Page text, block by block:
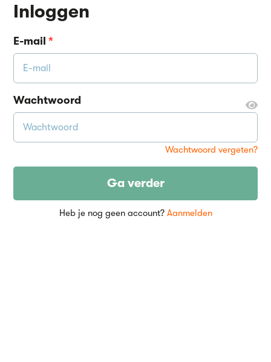
Inloggen
E-mail*
Wachtwoord
Wachtwoord vergeten?
Ga verder
Heb je nog geen account? Aanmelden